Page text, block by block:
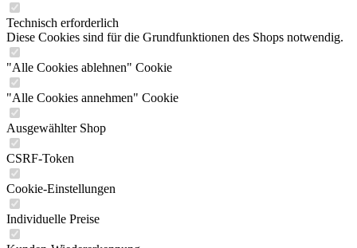
Technisch erforderlich
Diese Cookies sind für die Grundfunktionen des Shops notwendig.
"Alle Cookies ablehnen" Cookie
"Alle Cookies annehmen" Cookie
Ausgewählter Shop
CSRF-Token
Cookie-Einstellungen
Individuelle Preise